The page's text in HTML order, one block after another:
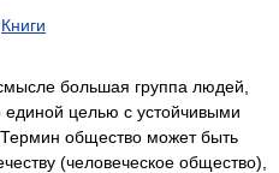
Книги
большая группа людей,
целью с устойчивыми
общество может быть
(человеческое общество),